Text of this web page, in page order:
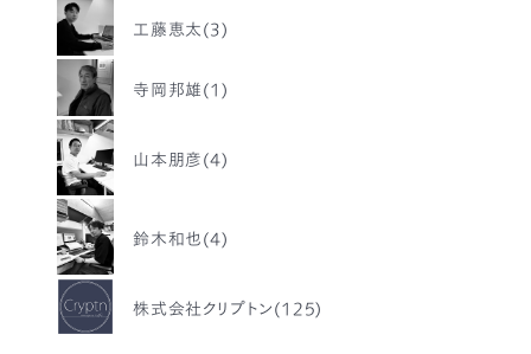
工藤恵太(3)
寺岡邦雄(1)
山本朋彦(4)
鈴木和也(4)
株式会社クリプトン(125)